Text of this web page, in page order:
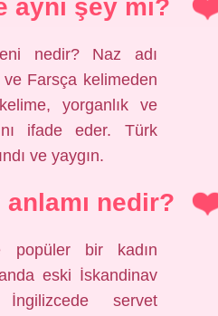
aynı şey mi?
nedir? Naz adı
Farsça kelimeden
yorganlık ve
ifade eder. Türk
​​ve yaygın.
nedir?
popüler bir kadın
eski İskandinav
servet